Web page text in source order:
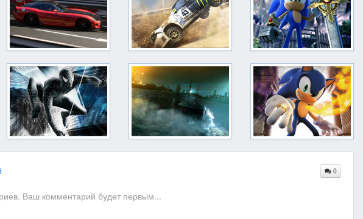
0
Ваш комментарий будет первым...